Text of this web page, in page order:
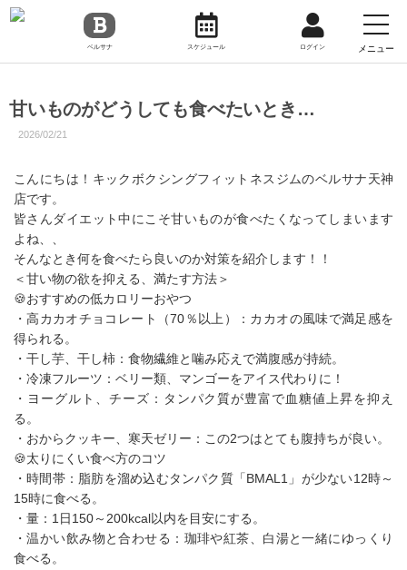
ベルサナ スケジュール ログイン メニュー
甘いものがどうしても食べたいとき…
2026/02/21
こんにちは！キックボクシングフィットネスジムのベルサナ天神
店です。
皆さんダイエット中にこそ甘いものが食べたくなってしまいます
よね、、
そんなとき何を食べたら良いのか対策を紹介します！！
＜甘い物の欲を抑える、満たす方法＞
🍪おすすめの低カロリーおやつ
・高カカオチョコレート（70％以上）：カカオの風味で満足感を
得られる。
・干し芋、干し柿：食物繊維と噛み応えで満腹感が持続。
・冷凍フルーツ：ベリー類、マンゴーをアイス代わりに！
・ヨーグルト、チーズ：タンパク質が豊富で血糖値上昇を抑え
る。
・おからクッキー、寒天ゼリー：この2つはとても腹持ちが良い。
🍪太りにくい食べ方のコツ
・時間帯：脂肪を溜め込むタンパク質「BMAL1」が少ない12時～
15時に食べる。
・量：1日150～200kcal以内を目安にする。
・温かい飲み物と合わせる：珈琲や紅茶、白湯と一緒にゆっくり
食べる。